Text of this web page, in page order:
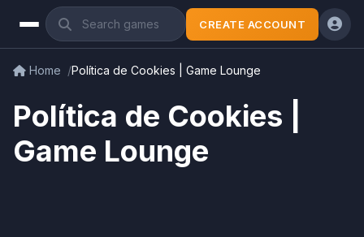
CREATE ACCOUNT
Home Política de Cookies | Game Lounge
Política de Cookies |
Game Lounge